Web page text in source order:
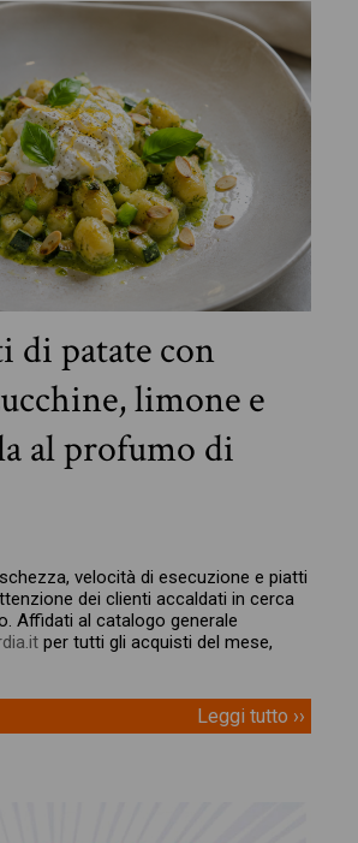
di patate con
limone e
al profumo di
velocità di esecuzione e piatti
dei clienti accaldati in cerca
Affidati al catalogo generale
per tutti gli acquisti del mese,
Leggi tutto ››